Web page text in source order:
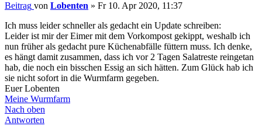
Beitrag von Lobenten » Fr 10. Apr 2020, 11:37
Ich muss leider schneller als gedacht ein Update schreiben:
Leider ist mir der Eimer mit dem Vorkompost gekippt, weshalb ich
nun früher als gedacht pure Küchenabfälle füttern muss. Ich denke,
es hängt damit zusammen, dass ich vor 2 Tagen Salatreste reingetan
hab, die noch ein bisschen Essig an sich hätten. Zum Glück hab ich
sie nicht sofort in die Wurmfarm gegeben.
Euer Lobenten
Meine Wurmfarm
Nach oben
Antworten